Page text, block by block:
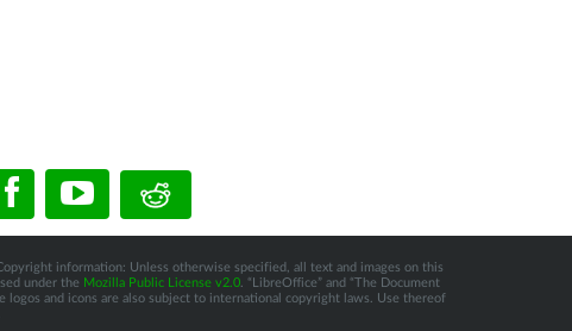
information: Unless otherwise specified, all text and images on this
under the Mozilla Public License v2.0. “LibreOffice” and “The Document
and icons are also subject to international copyright laws. Use thereof